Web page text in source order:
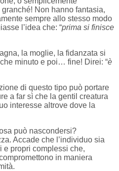
Non hanno fantasia,
sempre allo stesso modo
l’idea che: “prima si finisce
la moglie, la fidanzata si
minuto e poi… fine! Direi: “è
di questo tipo può portare
a far sì che la gentil creatura
interesse altrove dove la
può nascondersi?
Accade che l’individuo sia
e propri complessi che,
in maniera